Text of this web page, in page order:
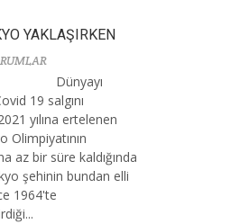
YAKLAŞIRKEN
Dünyayı
19 salgını
yılına ertelenen
Olimpiyatının
az bir süre kaldığında
şehinin bundan elli
1964'te